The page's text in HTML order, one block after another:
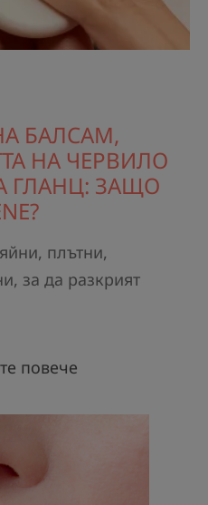
БАЛСАМ,
НА ЧЕРВИЛО
ГЛАНЦ: ЗАЩО
плътни,
за да разкрият
повече